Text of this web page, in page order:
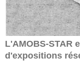
L'AMOBS-STAR
d'expositions